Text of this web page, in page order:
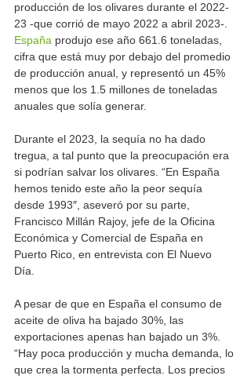
producción de los olivares durante el 2022-
23 -que corrió de mayo 2022 a abril 2023-.
España produjo ese año 661.6 toneladas,
cifra que está muy por debajo del promedio
de producción anual, y representó un 45%
menos que los 1.5 millones de toneladas
anuales que solía generar.
Durante el 2023, la sequía no ha dado
tregua, a tal punto que la preocupación era
si podrían salvar los olivares. “En España
hemos tenido este año la peor sequía
desde 1993″, aseveró por su parte,
Francisco Millán Rajoy, jefe de la Oficina
Económica y Comercial de España en
Puerto Rico, en entrevista con El Nuevo
Día.
A pesar de que en España el consumo de
aceite de oliva ha bajado 30%, las
exportaciones apenas han bajado un 3%.
“Hay poca producción y mucha demanda, lo
que crea la tormenta perfecta. Los precios